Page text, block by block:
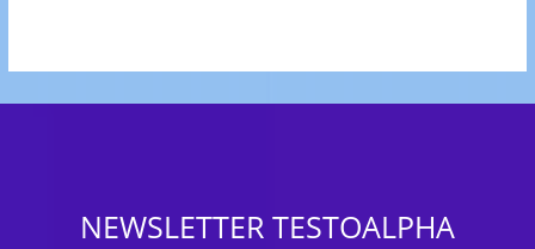
NEWSLETTER TESTOALPHA